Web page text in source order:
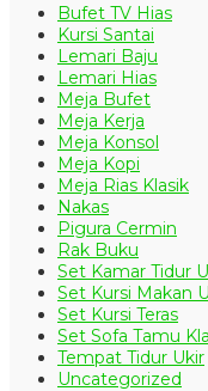
Bufet TV Hias
Kursi Santai
Lemari Baju
Lemari Hias
Meja Bufet
Meja Kerja
Meja Konsol
Meja Kopi
Meja Rias Klasik
Nakas
Pigura Cermin
Rak Buku
Set Kamar Tidur
Set Kursi Makan
Set Kursi Teras
Set Sofa Tamu
Tempat Tidur Ukir
Uncategorized